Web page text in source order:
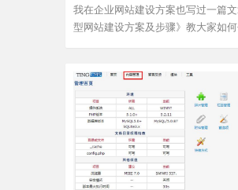
我在企业网站建设方案也写过一篇
型网站建设方案及步骤》教大家如